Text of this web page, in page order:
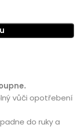
vůči opotřebení
do ruky a